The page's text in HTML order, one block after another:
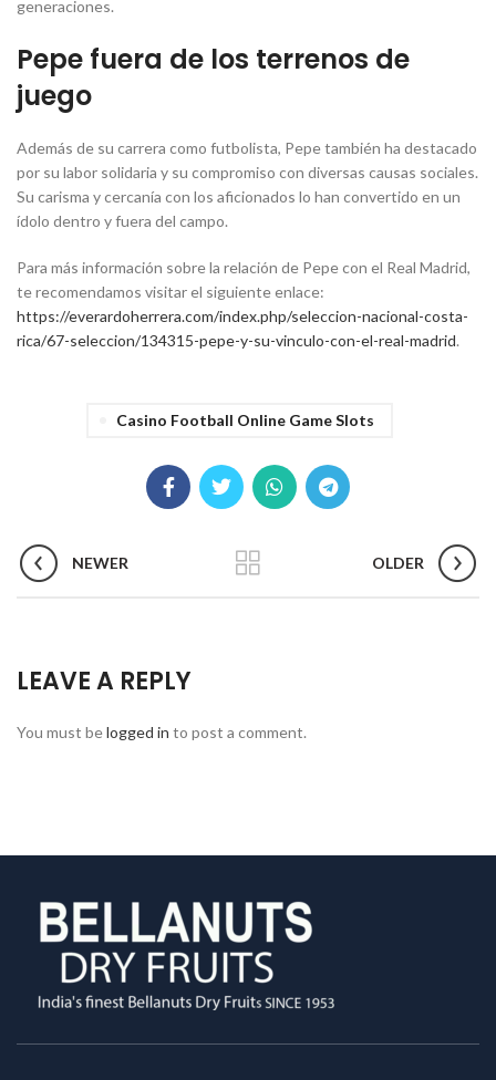
generaciones.
Pepe fuera de los terrenos de
juego
Además de su carrera como futbolista, Pepe también ha destacado
por su labor solidaria y su compromiso con diversas causas sociales.
Su carisma y cercanía con los aficionados lo han convertido en un
ídolo dentro y fuera del campo.
Para más información sobre la relación de Pepe con el Real Madrid,
te recomendamos visitar el siguiente enlace:
https://everardoherrera.com/index.php/seleccion-nacional-costa-
rica/67-seleccion/134315-pepe-y-su-vinculo-con-el-real-madrid.
Casino Football Online Game Slots
NEWER OLDER
LEAVE A REPLY
You must belogged in to post a comment.